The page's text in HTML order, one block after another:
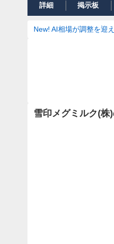
詳細 掲示板
New! AI相場が調整を迎
雪印メグミルク(株